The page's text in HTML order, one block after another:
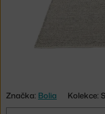
Značka: Bolia Kolekce: